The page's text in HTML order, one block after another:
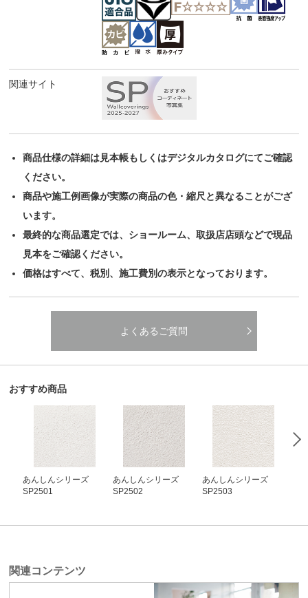
関連サイト
商品仕様の詳細は見本帳もしくはデジタルカタログにてご確認
ください。
商品や施工例画像が実際の商品の色・縮尺と異なることがござ
います。
最終的な商品選定では、ショールーム、取扱店店頭などで現品
見本をご確認ください。
価格はすべて、税別、施工費別の表示となっております。
よくあるご質問
おすすめ商品
あんしんシリーズ
SP2501
あんしんシリーズ
SP2502
あんしんシリーズ
SP2503
関連コンテンツ